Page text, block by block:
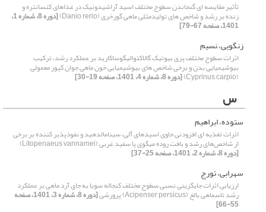
تأثیر مقایسه ای گنجاندن سطوح مختلف اسید آراشیدونیک در غذاهای کنسانتره و
زنده بر رشد و شاخص های تولیدمثلی ماهی گورخری (Danio rerio) [دوره 8، شماره 1،
1401، صفحه 67-79]
زنگویی، نسیم
اثرات سطوح مختلف پری بیوتیک گالاکتوالیگوساکارید بر عملکرد رشد، ترکیب
بیوشیمیایی بدن و برخی شاخص های بیوشیمیایی خون ماهی جوان کپور معمولی
(Cyprinus carpio) [دوره 8، شماره 4، 1401، صفحه 19-30]
س
ستوده، ابراهیم
اثرات تغذیه ای افزودنی حاوی اسیدهای آلی، سینامالدهید و نفوذپذیر کننده بر برخی
از شاخص‌های رشد و بافت روده میگوی پا سفید غربی (Litopenaeus vannamei)
[دوره 8، شماره 2، 1401، صفحه 25-37]
سهرابی، تورج
ارزیابی اثرات جایگزینی نسبی سطوح مختلف کنجاله سویا به جای آرد ماهی بر عملکرد
رشد تاسماهی بالغ (Acipenser persicus) پرورشی [دوره 8، شماره 3، 1401، صفحه
55-66]